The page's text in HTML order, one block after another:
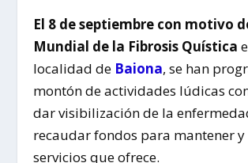
El 8 de septiembre con motivo
Mundial de la Fibrosis Quística
localidad de Baiona, se han
montón de actividades lúdicas
dar visibilización de la
recaudar fondos para mantener
servicios que ofrece.